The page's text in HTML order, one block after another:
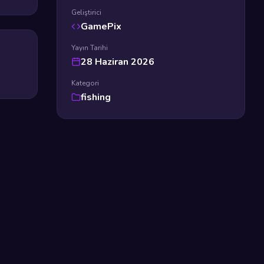
Geliştirici
GamePix
Yayın Tarihi
28 Haziran 2026
Kategori
fishing